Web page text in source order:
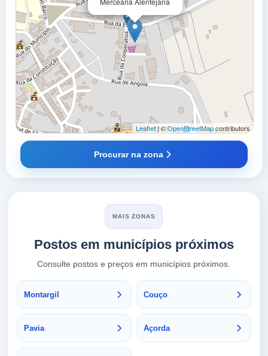
Leaflet| ©OpenStreetMapcontributors
Procurar na zona
MAIS ZONAS
Postos em municípios próximos
Consulte postos e preços em municípios próximos.
Montargil Couço
Pavia Açorda